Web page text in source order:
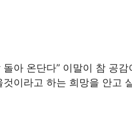
아 온단다” 이말이 참 공
이라고 하는 희망을 안고